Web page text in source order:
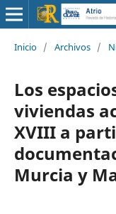
Inicio / Archivos /
Los
viviendas
XVIII a
Murcia y